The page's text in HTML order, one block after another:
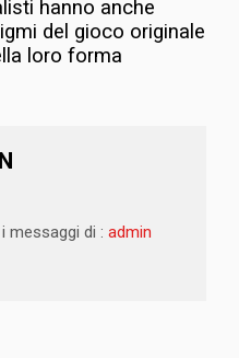
hanno anche
del gioco originale
loro forma
messaggi di : admin